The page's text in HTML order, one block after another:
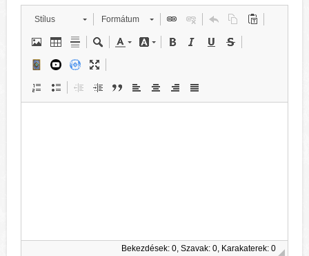
Stílus Formátum
Bekezdések: 0, Szavak: 0, Karakaterek: 0